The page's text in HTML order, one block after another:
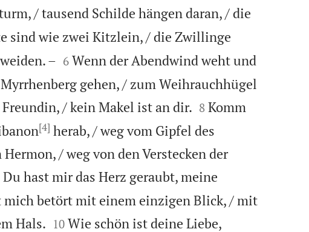
/ tausend Schilde hängen daran, / die
sind wie zwei Kitzlein, / die Zwillinge
–
6 Wenn der Abendwind weht und
gehen, / zum Weihrauchhügel
/ kein Makel ist an dir.
8 Komm
[4] herab, / weg vom Gipfel des
/ weg von den Verstecken der
Du hast mir das Herz geraubt, meine
mich betört mit einem einzigen Blick, / mit
Hals.
10 Wie schön ist deine Liebe,